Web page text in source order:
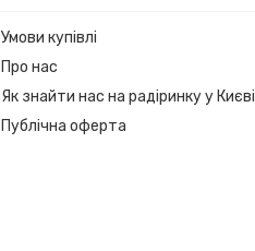
Умови купівлі
Про нас
Як знайти нас на радіринку у Києві
Публічна оферта